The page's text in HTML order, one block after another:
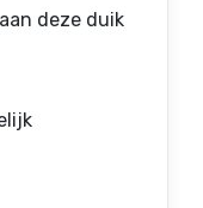
deze duik